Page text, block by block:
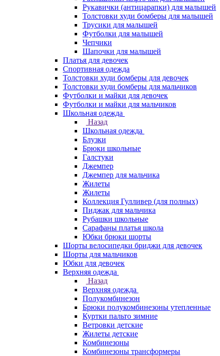
Рукавички (антицарапки) для малышей
Толстовки худи бомберы для малышей
Трусики для малышей
Футболки для малышей
Чепчики
Шапочки для малышей
Платья для девочек
Спортивная одежда
Толстовки худи бомберы для девочек
Толстовки худи бомберы для мальчиков
Футболки и майки для девочек
Футболки и майки для мальчиков
Школьная одежда
Назад
Школьная одежда
Блузки
Брюки школьные
Галстуки
Джемпер
Джемпер для мальчика
Жилеты
Жилеты
Коллекция Гулливер (для полных)
Пиджак для мальчика
Рубашки школьные
Сарафаны платья школа
Юбки брюки шорты
Шорты велосипедки бриджи для девочек
Шорты для мальчиков
Юбки для девочек
Верхняя одежда
Назад
Верхняя одежда
Полукомбинезон
Брюки полукомбинезоны утепленные
Куртки пальто зимние
Ветровки детские
Жилеты детские
Комбинезоны
Комбинезоны трансформеры